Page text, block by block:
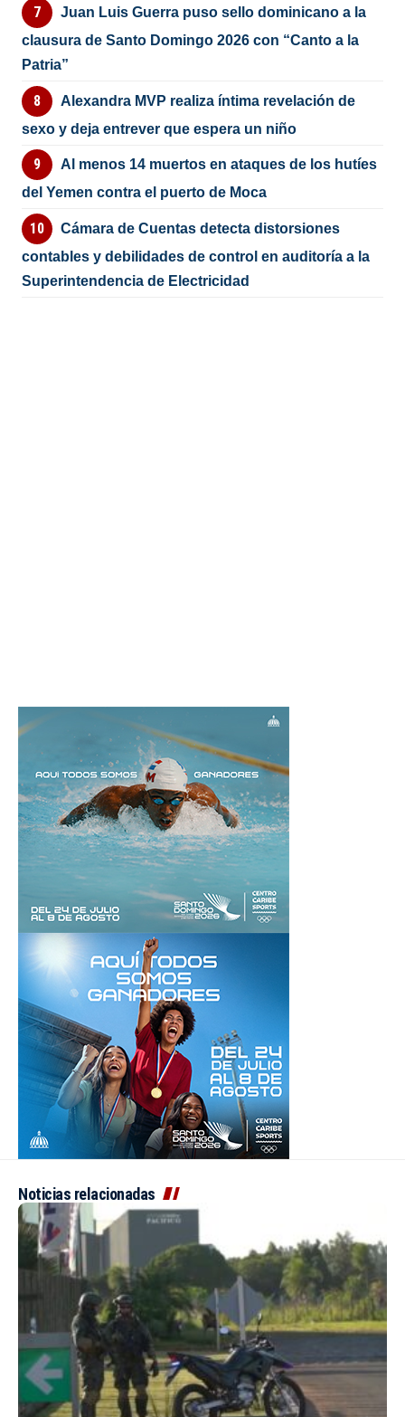
Juan Luis Guerra puso sello dominicano a la
clausura de Santo Domingo 2026 con “Canto a la
Patria”
Alexandra MVP realiza íntima revelación de
sexo y deja entrever que espera un niño
Al menos 14 muertos en ataques de los hutíes
del Yemen contra el puerto de Moca
Cámara de Cuentas detecta distorsiones
contables y debilidades de control en auditoría a la
Superintendencia de Electricidad
Noticias relacionadas